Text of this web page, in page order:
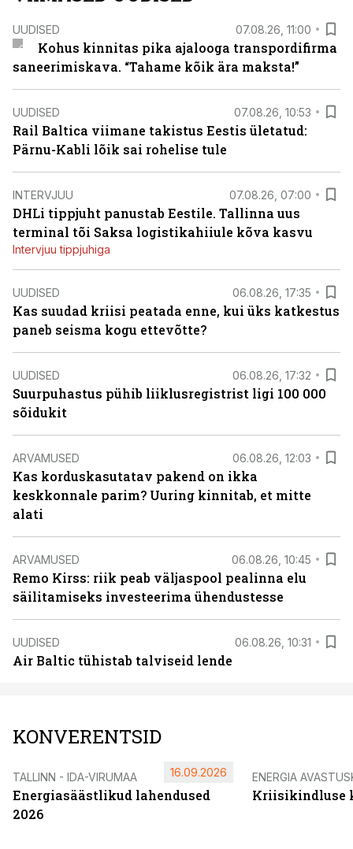
UUDISED 07.08.26, 11:00
Kohus kinnitas pika ajalooga transpordifirma
saneerimiskava. “Tahame kõik ära maksta!”
UUDISED 07.08.26, 10:53
Rail Baltica viimane takistus Eestis ületatud:
Pärnu-Kabli lõik sai rohelise tule
INTERVJUU 07.08.26, 07:00
DHLi tippjuht panustab Eestile. Tallinna uus
terminal tõi Saksa logistikahiiule kõva kasvu
Intervjuu tippjuhiga
UUDISED 06.08.26, 17:35
Kas suudad kriisi peatada enne, kui üks katkestus
paneb seisma kogu ettevõtte?
UUDISED 06.08.26, 17:32
Suurpuhastus pühib liiklusregistrist ligi 100 000
sõidukit
ARVAMUSED 06.08.26, 12:03
Kas korduskasutatav pakend on ikka
keskkonnale parim? Uuring kinnitab, et mitte
alati
ARVAMUSED 06.08.26, 10:45
Remo Kirss: riik peab väljaspool pealinna elu
säilitamiseks investeerima ühendustesse
UUDISED 06.08.26, 10:31
Air Baltic tühistab talviseid lende
KONVERENTSID
TALLINN - IDA-VIRUMAA
Energiasäästlikud lahendused
2026
16.09.2026 ENERGIA
Kriisikindluse